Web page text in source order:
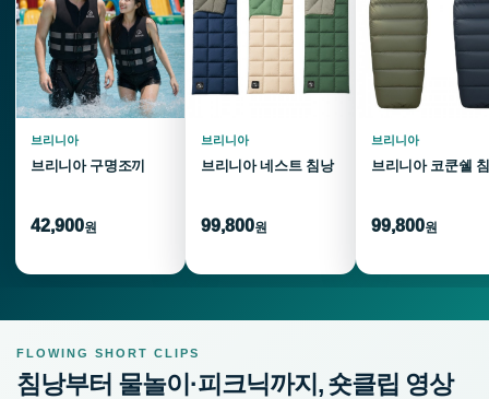
브리니아
브리니아 구명조끼
42,900원
브리니아
브리니아 네스트 침낭
99,800원
브리니아
브리니아 코쿤쉘
99,800원
FLOWING SHORT CLIPS
침낭부터 물놀이·피크닉까지, 숏클립 영상